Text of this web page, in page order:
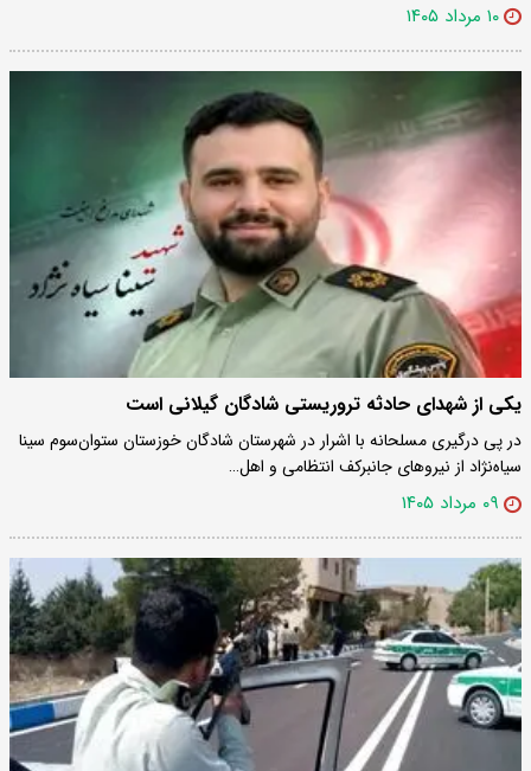
۱۰ مرداد ۱۴۰۵
یکی از شهدای حادثه تروریستی شادگان گیلانی است
در پی درگیری مسلحانه با اشرار در شهرستان شادگان خوزستان ستوان‌سوم سینا
سیاه‌نژاد از نیروهای جانبرکف انتظامی و اهل…
۰۹ مرداد ۱۴۰۵